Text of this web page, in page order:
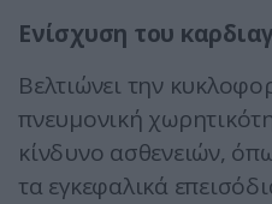
Ενίσχυση του
Βελτιώνει την
πνευμονική
κίνδυνο ασθενειών,
τα εγκεφαλικά